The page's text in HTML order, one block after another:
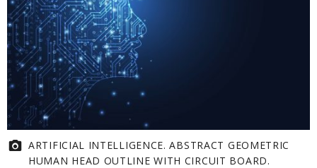
ARTIFICIAL INTELLIGENCE. ABSTRACT GEOMETRIC
HUMAN HEAD OUTLINE WITH CIRCUIT BOARD.